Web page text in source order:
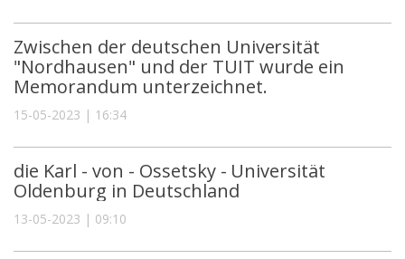
Zwischen der deutschen Universität
"Nordhausen" und der TUIT wurde ein
Memorandum unterzeichnet.
15-05-2023 | 16:34
die Karl - von - Ossetsky - Universität
Oldenburg in Deutschland
13-05-2023 | 09:10